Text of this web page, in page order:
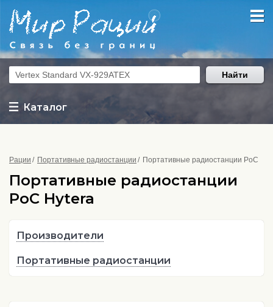
Каталог
Найти
Рации Портативные радиостанции Портативные радиостанции PoC
Портативные радиостанции
PoC Hytera
Производители
Портативные радиостанции